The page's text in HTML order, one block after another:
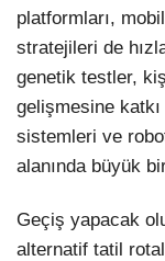
platformları,
stratejileri de
genetik testler,
gelişmesine katkı
sistemleri ve
alanında büyük
Geçiş yapacak
alternatif tatil